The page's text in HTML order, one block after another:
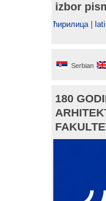
izbor
ћирилица|
Serbian
180